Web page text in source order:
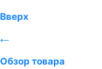
Вверх
Обзор товара